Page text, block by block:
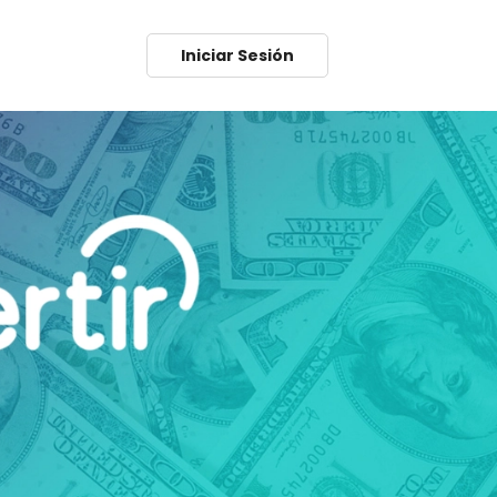
Iniciar Sesión